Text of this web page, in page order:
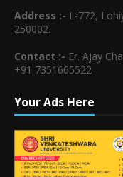
Address :- L-772,
250002.
Contact :- Er. Ajay
+91 7351665522
Your Ads Here